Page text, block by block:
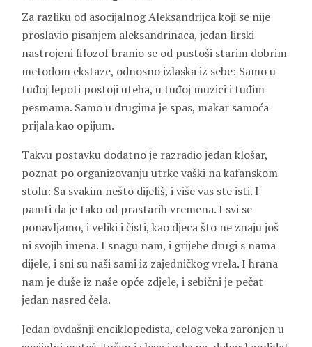
Za razliku od asocijalnog Aleksandrijca koji se nije
proslavio pisanjem aleksandrinaca, jedan lirski
nastrojeni filozof branio se od pustoši starim dobrim
metodom ekstaze, odnosno izlaska iz sebe: Samo u
tuđoj lepoti postoji uteha, u tuđoj muzici i tuđim
pesmama. Samo u drugima je spas, makar samoća
prijala kao opijum.
Takvu postavku dodatno je razradio jedan klošar,
poznat po organizovanju utrke vaški na kafanskom
stolu: Sa svakim nešto dijeliš, i više vas ste isti. I
pamti da je tako od prastarih vremena. I svi se
ponavljamo, i veliki i čisti, kao djeca što ne znaju još
ni svojih imena. I snagu nam, i grijehe drugi s nama
dijele, i sni su naši sami iz zajedničkog vrela. I hrana
nam je duše iz naše opće zdjele, i sebični je pečat
jedan nasred čela.
Jedan ovdašnji enciklopedista, celog veka zaronjen u